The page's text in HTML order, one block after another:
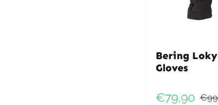
Bering Loky
Gloves
€
€79,90